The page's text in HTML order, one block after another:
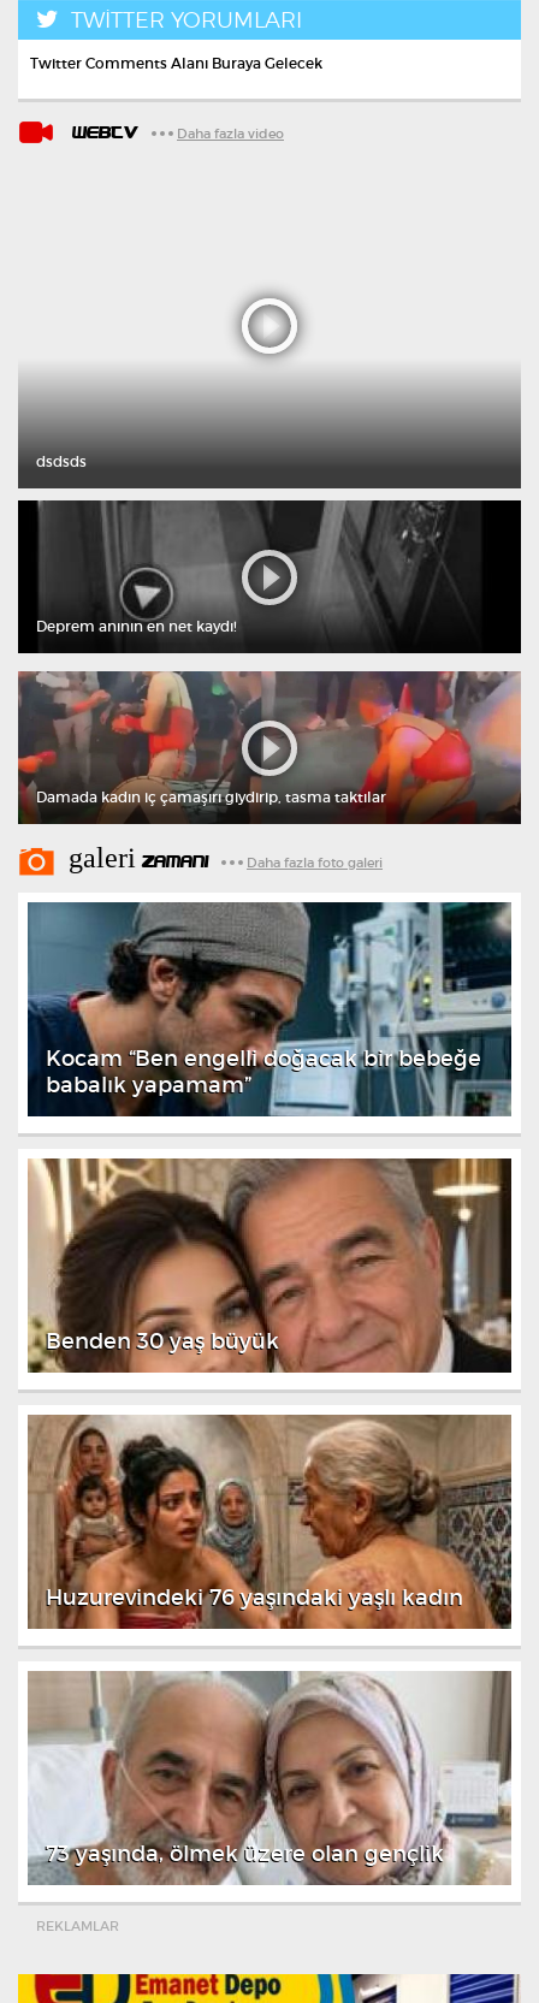
TWİTTER YORUMLARI
Twitter Comments Alanı Buraya Gelecek
WEBTV Daha fazla video
dsdsds
Deprem anının en net kaydı!
Damada kadın iç çamaşırı giydirip, tasma taktılar
galeri ZAMANI Daha fazla foto galeri
Kocam “Ben engelli doğacak bir bebeğe
babalık yapamam”
Benden 30 yaş büyük
Huzurevindeki 76 yaşındaki yaşlı kadın
73 yaşında, ölmek üzere olan gençlik
REKLAMLAR